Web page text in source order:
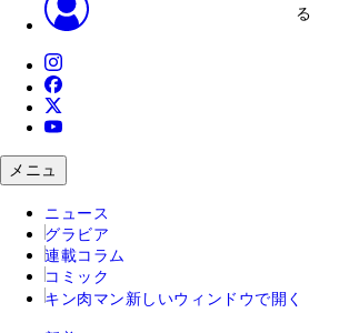
る
メニュ
ニュース
グラビア
連載コラム
コミック
キン肉マン 新しいウィンドウで開く